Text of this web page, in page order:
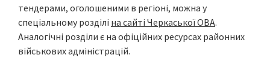
тендерами, оголошеними в регіоні, можна у
спеціальному розділі на сайті Черкаської ОВА.
Аналогічні розділи є на офіційних ресурсах районних
військових адміністрацій.